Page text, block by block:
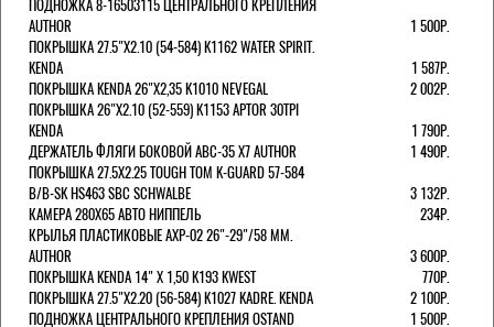
ПОДНОЖКА 8-16503115 ЦЕНТРАЛЬНОГО КРЕПЛЕНИЯ
AUTHOR
1 500Р.
ПОКРЫШКА 27.5"Х2.10 (54-584) K1162 WATER SPIRIT.
KENDA
1 587Р.
ПОКРЫШКА KENDA 26"Х2,35 K1010 NEVEGAL
2 002Р.
ПОКРЫШКА 26"Х2.10 (52-559) K1153 APTOR 30TPI
KENDA
1 790Р.
ДЕРЖАТЕЛЬ ФЛЯГИ БОКОВОЙ ABC-35 X7 AUTHOR
1 490Р.
ПОКРЫШКА 27.5X2.25 TOUGH TOM K-GUARD 57-584
B/B-SK HS463 SBC SCHWALBE
3 132Р.
КАМЕРА 280Х65 АВТО НИППЕЛЬ
234Р.
КРЫЛЬЯ ПЛАСТИКОВЫЕ AXP-02 26"-29"/58 ММ.
AUTHOR
3 600Р.
ПОКРЫШКА KENDA 14" Х 1,50 K193 KWEST
770Р.
ПОКРЫШКА 27.5"Х2.20 (56-584) K1027 KADRE. KENDA
2 100Р.
ПОДНОЖКА ЦЕНТРАЛЬНОГО КРЕПЛЕНИЯ OSTAND
1 500Р.